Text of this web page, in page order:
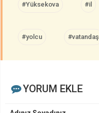
#Yüksekova #il
#yolcu #vatandaş
YORUM EKLE